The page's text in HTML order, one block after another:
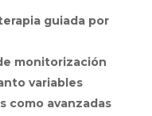
guiada por
monitorización
variables
como avanzadas